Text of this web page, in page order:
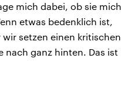
mich dabei, ob sie mich
etwas bedenklich ist,
setzen einen kritischen
nach ganz hinten. Das ist